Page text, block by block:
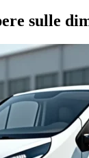
sulle